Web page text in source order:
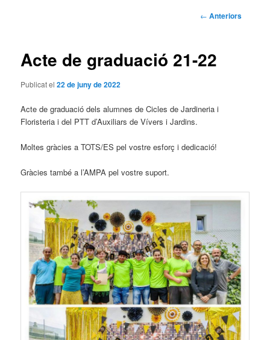
Navegació
← Anteriors
Acte de graduació 21-22
Publicat el22 de juny de 2022
Acte de graduació dels alumnes de Cicles de Jardineria i
Floristeria i del PTT d’Auxiliars de Vívers i Jardins.
Moltes gràcies a TOTS/ES pel vostre esforç i dedicació!
Gràcies també a l’AMPA pel vostre suport.